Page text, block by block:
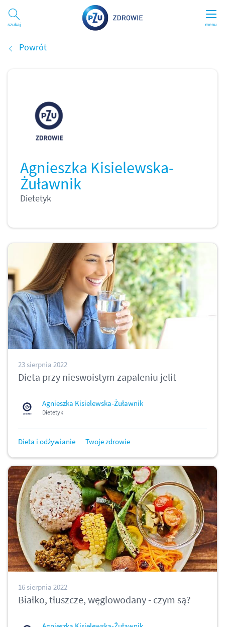
menu
Szukaj
Powrót
Agnieszka Kisielewska-
Żuławnik
Dietetyk
23 sierpnia 2022
Dieta przy nieswoistym zapaleniu jelit
Agnieszka Kisielewska-Żuławnik
Dietetyk
Dieta i odżywianie Twoje zdrowie
16 sierpnia 2022
Białko, tłuszcze, węglowodany - czym są?